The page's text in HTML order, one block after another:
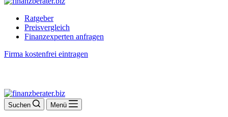
Ratgeber
Preisvergleich
Finanzexperten anfragen
Firma kostenfrei eintragen
Suchen Menü